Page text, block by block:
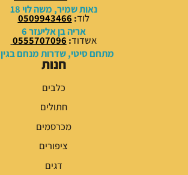
₪
.
₪
נאות שמיר, משה לוי 18
לוד:
0509943466
אריה בן אליעזר 6
אשדוד:
0555707096
מתחם סיטי, שדרות מנחם בגין 7
חנות
כלבים
חתולים
מכרסמים
ציפורים
דגים